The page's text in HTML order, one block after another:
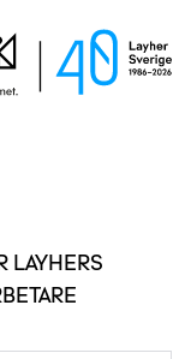
LAYHERS